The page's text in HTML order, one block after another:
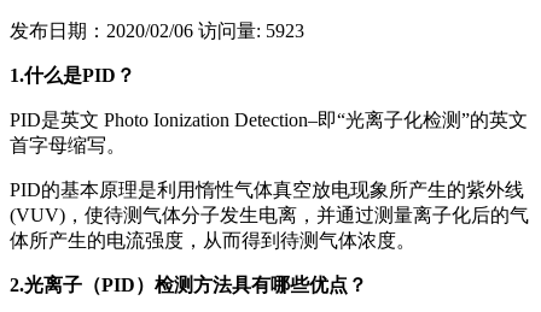
发布日期：2020/02/06 访问量: 5923
1.什么是PID？
PID是英文 Photo Ionization Detection–即“光离子化检测”的英文
首字母缩写。
PID的基本原理是利用惰性气体真空放电现象所产生的紫外线
(VUV)，使待测气体分子发生电离，并通过测量离子化后的气
体所产生的电流强度，从而得到待测气体浓度。
2.光离子（PID）检测方法具有哪些优点？